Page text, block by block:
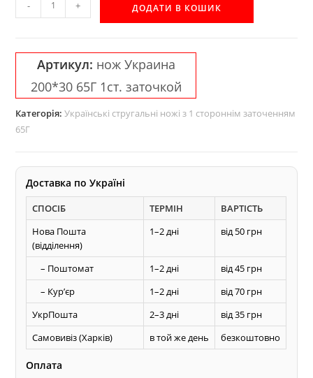
ніж
65Г
200*30*3
Україна
- + ДОДАТИ В КОШИК
Артикул: нож Украина
200*30 65Г 1ст. заточкой
Категорія:Українські стругальні ножі з 1 стороннім заточенням
65Г
Доставка по Україні
СПОСІБ ТЕРМІН
ВАРТІСТЬ
Нова Пошта
(відділення)
1–2 дні від 50 грн
– Поштомат 1–2 дні
від 45 грн
– Курʼєр
1–2 дні
від 70 грн
УкрПошта
2–3 дні
від 35 грн
Самовивіз (Харків)
в той же день безкоштовно
Оплата